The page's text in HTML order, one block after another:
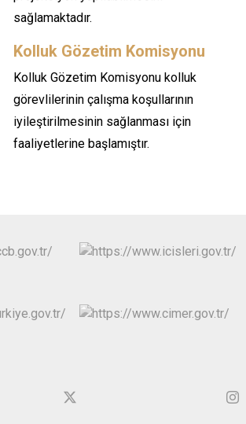
sağlamaktadır.
Kolluk Gözetim Komisyonu
Kolluk Gözetim Komisyonu kolluk
görevlilerinin çalışma koşullarının
iyileştirilmesinin sağlanması için
faaliyetlerine başlamıştır.